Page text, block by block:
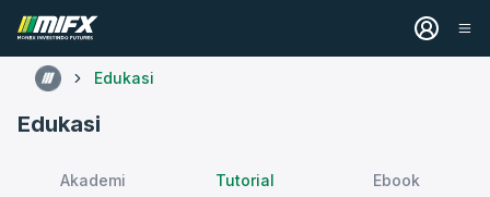
Edukasi
Edukasi
Akademi Tutorial Ebook